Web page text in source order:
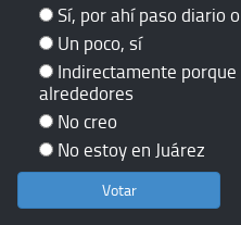
Sí, por ahí paso diario
Un poco, sí
Indirectamente
alrededores
No creo
No estoy en Juárez